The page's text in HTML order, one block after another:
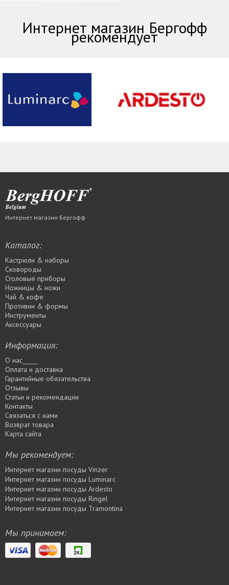
Интернет магазин Бергофф
рекомендует
Интернет магазин Бергофф
Каталог:
Кастрюли & наборы
Сковороды
Столовые приборы
Ножницы & ножи
Чай & кофе
Противни & формы
Инструменты
Аксессуары
Информация:
О нас_____
Оплата и доставка
Гарантийные обязательства
Отзывы
Статьи и рекомендации
Контакты
Связаться с нами
Возврат товара
Карта сайта
Мы рекомендуем:
Интернет магазин посуды Vinzer
Интернет магазин посуды Luminarc
Интернет магазин посуды Ardesto
Интернет магазин посуды Rіngel
Интернет магазин посуды Tramontina
Мы принимаем: